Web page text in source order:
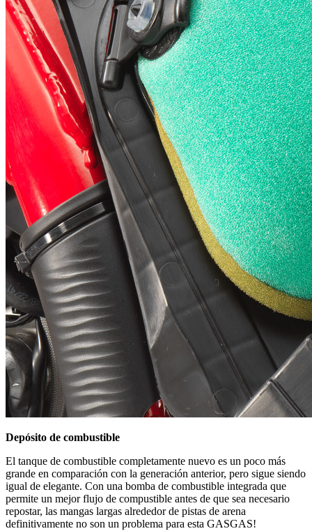
Depósito de combustible
El tanque de combustible completamente nuevo es un poco más
grande en comparación con la generación anterior, pero sigue siendo
igual de elegante. Con una bomba de combustible integrada que
permite un mejor flujo de compustible antes de que sea necesario
repostar, las mangas largas alrededor de pistas de arena
definitivamente no son un problema para esta GASGAS!